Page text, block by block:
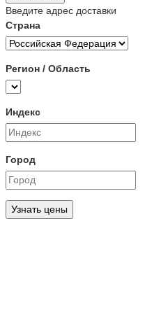
Введите адрес доставки
Страна
Регион / Область
Индекс
Город
Узнать цены